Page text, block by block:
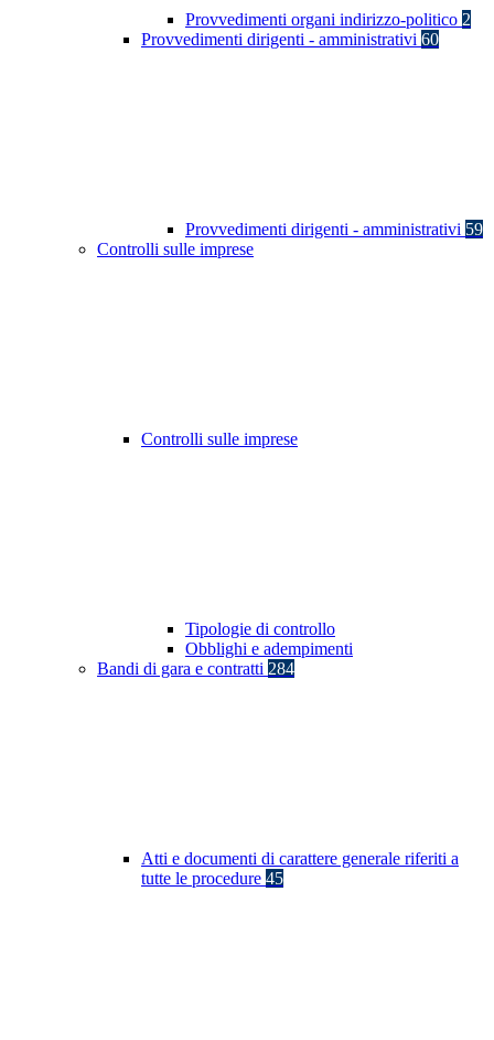
Provvedimenti organi indirizzo-politico 2
Provvedimenti dirigenti - amministrativi 60
Provvedimenti dirigenti - amministrativi 59
Controlli sulle imprese
Controlli sulle imprese
Tipologie di controllo
Obblighi e adempimenti
Bandi di gara e contratti 284
Atti e documenti di carattere generale riferiti a
tutte le procedure 45